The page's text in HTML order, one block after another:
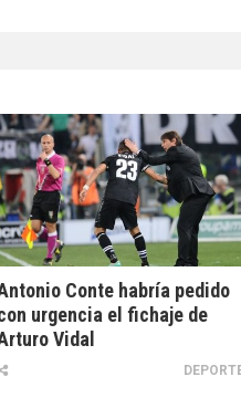
Conte habría pedido
urgencia el fichaje de
Vidal